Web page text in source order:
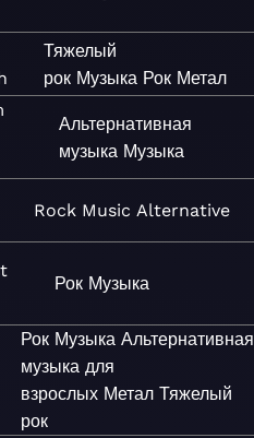
Тяжелый
рок Музыка Рок Метал
Альтернативная
музыка Музыка
Rock Music Alternative
Рок Музыка
Рок Музыка Альтернативная
музыка для
взрослых Метал Тяжелый
рок